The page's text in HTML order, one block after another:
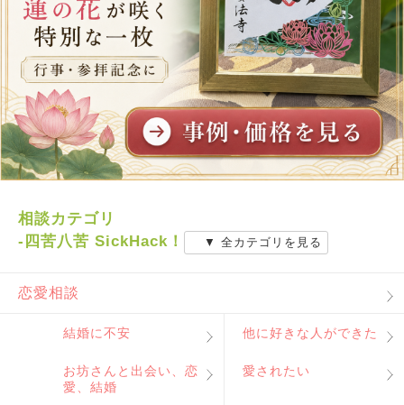
相談カテゴリ
-四苦八苦 SickHack！
▼ 全カテゴリを見る
恋愛相談
結婚に不安 他に好きな人ができた
お坊さんと出会い、恋
愛、結婚
愛されたい